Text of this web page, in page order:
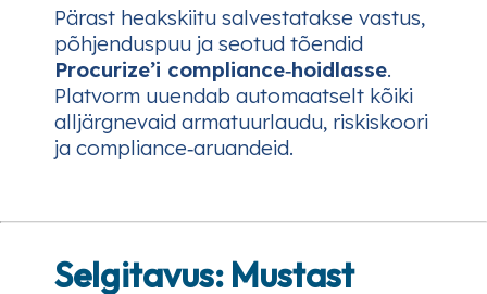
Pärast heakskiitu salvestatakse vastus,
põhjenduspuu ja seotud tõendid
Procurize’i compliance‑hoidlasse.
Platvorm uuendab automaatselt kõiki
alljärgnevaid armatuurlaudu, riskiskoori
ja compliance‑aruandeid.
Selgitavus: Mustast